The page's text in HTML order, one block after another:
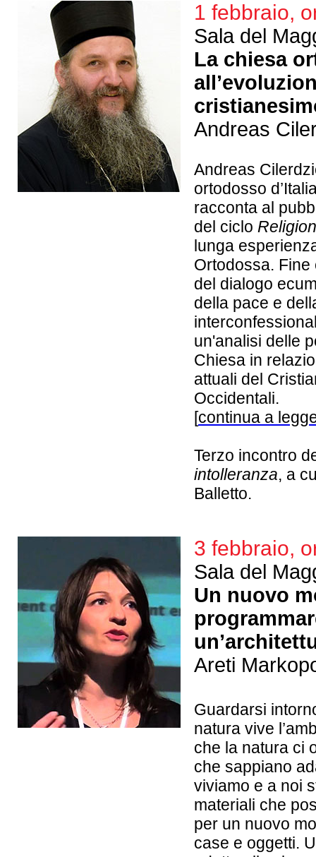
1 febbraio,
Sala del
La chiesa
Andreas
Andreas
ortodosso
racconta al
del ciclo
lunga
Ortodossa.
del dialogo
della pace e
un'analisi delle
Chiesa in
attuali del
Occidentali.
[continua a
Terzo incontro
intolleranza, a
Balletto.
3 febbraio,
Sala del
Un nuovo
Areti
Guardarsi
natura vive
che la natura ci
che sappiano
viviamo e a noi
materiali che
per un nuovo
case e oggetti.